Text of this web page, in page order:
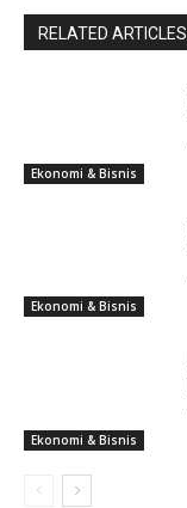
RELATED ARTICLES
Ekonomi & Bisnis
Ekonomi & Bisnis
Ekonomi & Bisnis